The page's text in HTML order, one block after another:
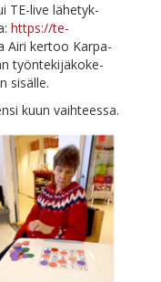
TE-li­ve lä­he­tyk­
https://te-
Ai­ri ker­too Kar­pa­
työn­te­ki­jä­ko­ke­
sisälle.
kuun vaihteessa.